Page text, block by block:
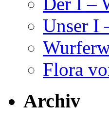
Unser I
Flora
Archiv